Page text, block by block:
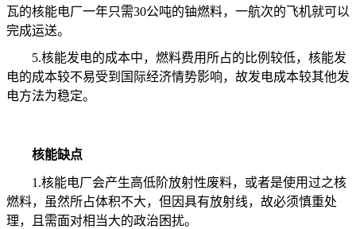
瓦的核能电厂一年只需30公吨的铀燃料，一航次的飞机就可以
完成运送。
5.核能发电的成本中，燃料费用所占的比例较低，核能发
电的成本较不易受到国际经济情势影响，故发电成本较其他发
电方法为稳定。
核能缺点
1.核能电厂会产生高低阶放射性废料，或者是使用过之核
燃料，虽然所占体积不大，但因具有放射线，故必须慎重处
理，且需面对相当大的政治困扰。